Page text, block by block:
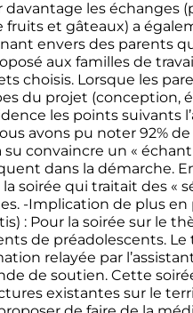
les échanges
et gâteaux) a
envers des parents
aux familles de
choisis. Lorsque les
du projet (conception,
les points suivants
avons pu noter 92%
convaincre un «
dans la démarche.
soirée qui traitait des «
-Implication de plus
: Pour la soirée sur le
de préadolescents. Le
relayée par
de soutien. Cette
existantes sur le